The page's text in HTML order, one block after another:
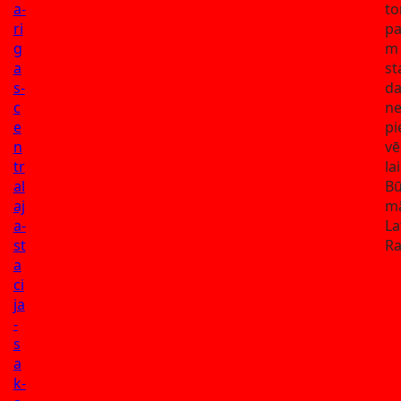
a-
ri
g
a
s-
c
e
n
tr
al
aj
a-
st
a
ci
ja
-
s
a
k-